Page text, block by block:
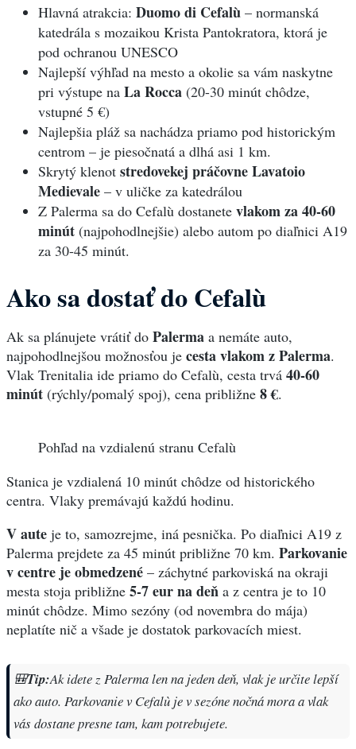
Hlavná atrakcia: Duomo di Cefalù – normanská
katedrála s mozaikou Krista Pantokratora, ktorá je
pod ochranou UNESCO
Najlepší výhľad na mesto a okolie sa vám naskytne
pri výstupe na La Rocca (20-30 minút chôdze,
vstupné 5 €)
Najlepšia pláž sa nachádza priamo pod historickým
centrom – je piesočnatá a dlhá asi 1 km.
Skrytý klenot stredovekej práčovne Lavatoio
Medievale – v uličke za katedrálou
Z Palerma sa do Cefalù dostanete vlakom za 40-60
minút (najpohodlnejšie) alebo autom po diaľnici A19
za 30-45 minút.
Ako sa dostať do Cefalù
Ak sa plánujete vrátiť do Palerma a nemáte auto,
najpohodlnejšou možnosťou je cesta vlakom z Palerma.
Vlak Trenitalia ide priamo do Cefalù, cesta trvá 40-60
minút (rýchly/pomalý spoj), cena približne 8 €.
Pohľad na vzdialenú stranu Cefalù
Stanica je vzdialená 10 minút chôdze od historického
centra. Vlaky premávajú každú hodinu.
V aute je to, samozrejme, iná pesnička. Po diaľnici A19 z
Palerma prejdete za 45 minút približne 70 km. Parkovanie
v centre je obmedzené – záchytné parkoviská na okraji
mesta stoja približne 5-7 eur na deň a z centra je to 10
minút chôdze. Mimo sezóny (od novembra do mája)
neplatíte nič a všade je dostatok parkovacích miest.
🎒Tip:Ak idete z Palerma len na jeden deň, vlak je určite lepší
ako auto. Parkovanie v Cefalù je v sezóne nočná mora a vlak
vás dostane presne tam, kam potrebujete.